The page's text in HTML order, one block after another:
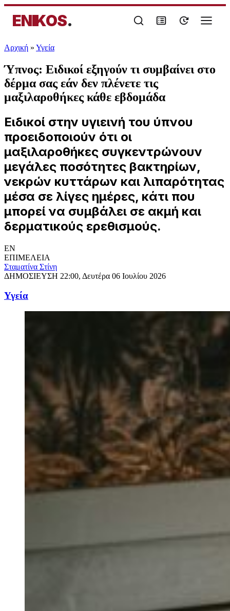
ENIKOS.
Αρχική » Υγεία
Ύπνος: Ειδικοί εξηγούν τι συμβαίνει στο
δέρμα σας εάν δεν πλένετε τις
μαξιλαροθήκες κάθε εβδομάδα
Ειδικοί στην υγιεινή του ύπνου
προειδοποιούν ότι οι
μαξιλαροθήκες συγκεντρώνουν
μεγάλες ποσότητες βακτηρίων,
νεκρών κυττάρων και λιπαρότητας
μέσα σε λίγες ημέρες, κάτι που
μπορεί να συμβάλει σε ακμή και
δερματικούς ερεθισμούς.
EN
ΕΠΙΜΕΛΕΙΑ
Σταματίνα Στίνη
ΔΗΜΟΣΙΕΥΣΗ 22:00, Δευτέρα 06 Ιουλίου 2026
Υγεία